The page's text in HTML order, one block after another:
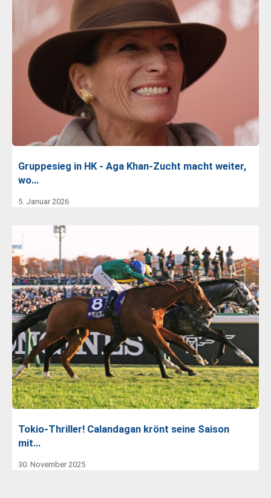
Gruppesieg in HK - Aga Khan-Zucht macht weiter,
wo…
5. Januar 2026
Tokio-Thriller! Calandagan krönt seine Saison
mit…
30. November 2025